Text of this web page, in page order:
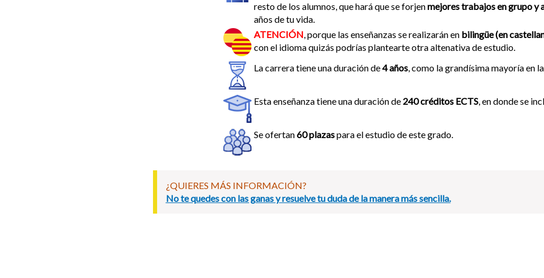
resto de los alumnos, que hará que se forjenmejores trabajos en grupo y
años de tu vida.
ATENCIÓN , porque las enseñanzas se realizarán en bilingüe (en
con el idioma quizás podrías plantearte otra altenativa de estudio.
La carrera tiene una duración de4 años , como la grandísima mayoría en
Esta enseñanza tiene una duración de 240 créditos ECTS , en donde se
Se ofertan60 plazaspara el estudio de este grado.
¿QUIERES MÁS INFORMACIÓN?
No te quedes con las ganas y resuelve tu duda de la manera más sencilla.